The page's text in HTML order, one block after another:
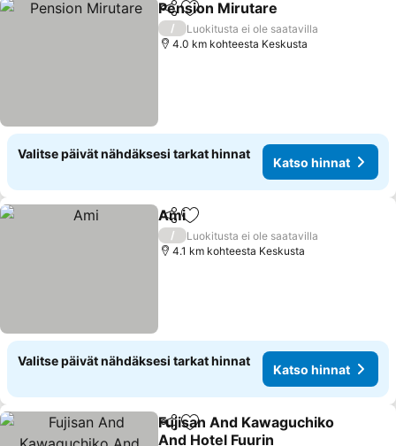
Jaa Lisää suosikkeihin
Pension Mirutare
/
Luokitusta ei ole saatavilla
4.0 km kohteesta Keskusta
Valitse päivät nähdäksesi tarkat hinnat
Katso hinnat
Jaa Lisää suosikkeihin
Ami
/
Luokitusta ei ole saatavilla
4.1 km kohteesta Keskusta
Valitse päivät nähdäksesi tarkat hinnat
Katso hinnat
Jaa Lisää suosikkeihin
Fujisan And Kawaguchiko
And Hotel Fuurin